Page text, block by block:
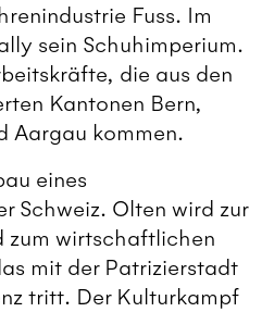
Fuss. Im
sein Schuhimperium.
die aus den
Kantonen Bern,
Aargau kommen.
eines
Schweiz. Olten wird zur
zum wirtschaftlichen
mit der Patrizierstadt
tritt. Der Kulturkampf